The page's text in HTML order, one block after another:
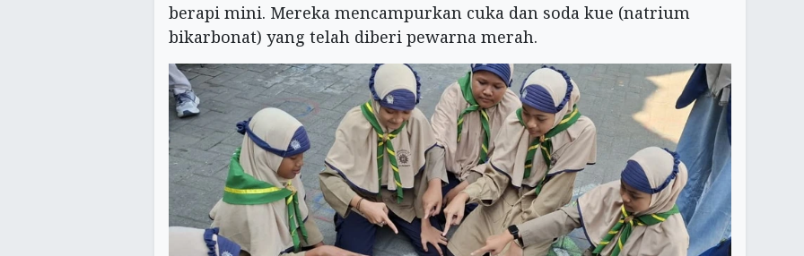
berapi mini. Mereka mencampurkan cuka dan soda kue (natrium
bikarbonat) yang telah diberi pewarna merah.